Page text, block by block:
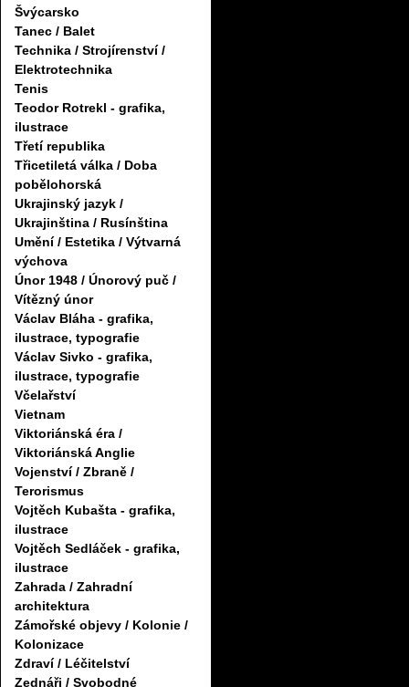
Švýcarsko
Tanec / Balet
Technika / Strojírenství /
Elektrotechnika
Tenis
Teodor Rotrekl - grafika,
ilustrace
Třetí republika
Třicetiletá válka / Doba
pobělohorská
Ukrajinský jazyk /
Ukrajinština / Rusínština
Umění / Estetika / Výtvarná
výchova
Únor 1948 / Únorový puč /
Vítězný únor
Václav Bláha - grafika,
ilustrace, typografie
Václav Sivko - grafika,
ilustrace, typografie
Včelařství
Vietnam
Viktoriánská éra /
Viktoriánská Anglie
Vojenství / Zbraně /
Terorismus
Vojtěch Kubašta - grafika,
ilustrace
Vojtěch Sedláček - grafika,
ilustrace
Zahrada / Zahradní
architektura
Zámořské objevy / Kolonie /
Kolonizace
Zdraví / Léčitelství
Zednáři / Svobodné